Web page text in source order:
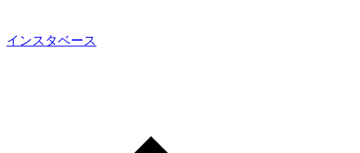
インスタベース